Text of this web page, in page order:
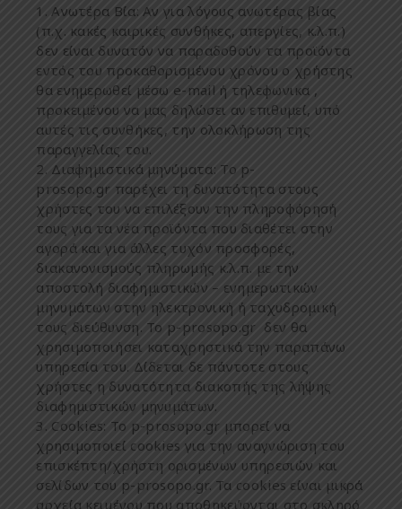
Ανωτέρα Βία: Aν για λόγους ανωτέρας βίας
(π.χ. κακές καιρικές συνθήκες, απεργίες κ.λ.π.)
δεν είναι δυνατόν να παραδοθούν τα προϊόντα
εντός του προκαθορισμένου χρόνου ο χρήστης
θα ενημερωθεί μέσω e-mail ή τηλεφωνικα ,
προκει μένου να μας δηλώσει αν ε πιθυμεί, υπό
αυτές τις συνθήκες την ολοκλήρωση της
παραγγελίας του.
Διαφη μιστικά μηνύματα: Το p-
prosopo.gr παρέχει τη δυνατότητα στους
χρήστες του να επιλέξουν την πληροφόρησή
τους για τα νέα προϊόντα που διαθέτει στην
αγορά και για άλλες τυχόν προσφορές,
διακανονισμούς πληρωμ ής κ.λ.π. με την
αποστολή διαφη μιστικών – ενη μερωτικών
μ ηνυ μάτων στην ηλεκτρονική ή ταχυδρομική
τους διεύθυνση. Το p-prosopo.gr δεν θα
χρησι μοποιήσει καταχρηστικά την παραπάνω
υπηρεσία του. Δίδεται δε πάντοτε στους
χρήστες η δυνατότητα διακοπ ής της λήψης
διαφημιστικών μηνυ μάτων.
Cookies: Το p-prosopo.gr μπορεί να
χρησι μοποιεί cookies για την αναγνώριση του
επισκέπτη/χρήστη ορισ μένων υπηρεσιών και
σελίδων του p-prosopo.gr. Τα cookies είναι μικρά
αρχεία κει μένου που αποθηκεύονται στο σκληρό